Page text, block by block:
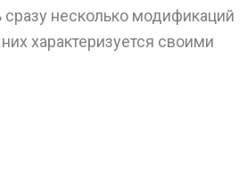
несколько модификаций
характеризуется своими